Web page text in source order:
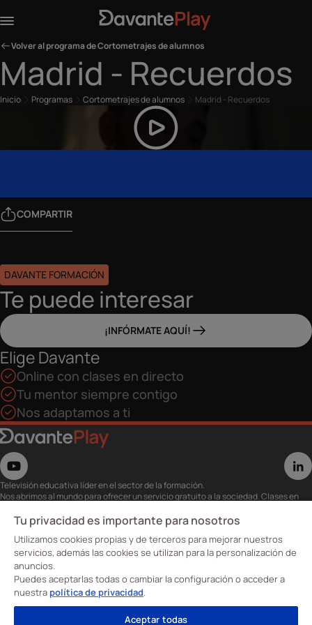
Volver al programa de Cortometrajes de alumnos
Madrid - Recuerdos
Inicio Programas Cortometrajes de alumnos Madrid - Recuerdos
COMPARTIR
DAVANTE FORMACIÓN
Te puede interesar
¡INFÓRMATE AQUÍ!
Elige Davante
Online con clases en directo
Tu mentor siempre contigo
Nos adaptamos a ti
Televisión educativa líder en el sector de la formación.
Nos abrimos al mundo para ofrecer un servicio gratuito a la sociedad. Clases en
eventos, masterclass y recursos para estudiantes…
Utiliza esta plataforma para tu formación ya seas opositor o estés formándote
para conseguir o mejorar tu empleo.
Te invitamos a conocer nuestro contenido a la carta para ver cuándo y dónde
quieras.
Davante Play. #FormaciónEnAbierto
Oposiciones
Tu privacidad es importante para nosotros
Utilizamos cookies propias y de terceros para mejorar nuestros
servicios, además las cookies se utilizan para la personalización de
anuncios.
Puedes aceptarlas todas o cambiar la configuración o acceder a
nuestra política de privacidad.
Aceptar todas